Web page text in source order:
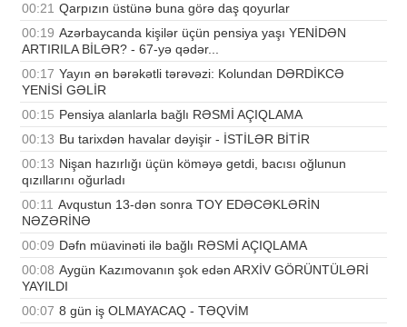
00:21 Qarpızın üstünə buna görə daş qoyurlar
00:19 Azərbaycanda kişilər üçün pensiya yaşı YENİDƏN
ARTIRILA BİLƏR? - 67-yə qədər...
00:17 Yayın ən bərəkətli tərəvəzi: Kolundan DƏRDİKCƏ
YENİSİ GƏLİR
00:15 Pensiya alanlarla bağlı RƏSMİ AÇIQLAMA
00:13 Bu tarixdən havalar dəyişir - İSTİLƏR BİTİR
00:13 Nişan hazırlığı üçün köməyə getdi, bacısı oğlunun
qızıllarını oğurladı
00:11 Avqustun 13-dən sonra TOY EDƏCƏKLƏRİN
NƏZƏRİNƏ
00:09 Dəfn müavinəti ilə bağlı RƏSMİ AÇIQLAMA
00:08 Aygün Kazımovanın şok edən ARXİV GÖRÜNTÜLƏRİ
YAYILDI
00:07 8 gün iş OLMAYACAQ - TƏQVİM